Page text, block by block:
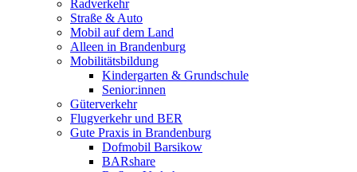
Radverkehr
Straße & Auto
Mobil auf dem Land
Alleen in Brandenburg
Mobilitätsbildung
Kindergarten & Grundschule
Senior:innen
Güterverkehr
Flugverkehr und BER
Gute Praxis in Brandenburg
Dofmobil Barsikow
BARshare